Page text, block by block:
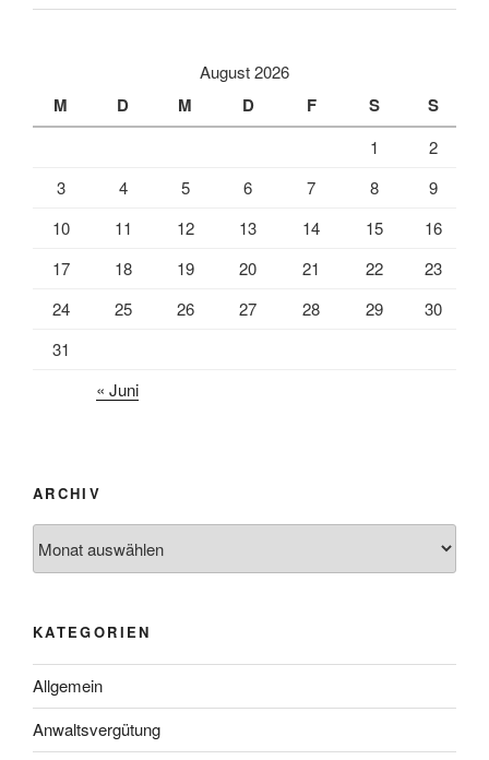
August 2026
M D M D F S S
1
2
3
4 5 6 7 8
9
10
11 12 13 14 15
16
17
18 19 20 21 22
23
24
25 26 27 28 29
30
31
« Juni
ARCHIV
KATEGORIEN
Allgemein
Anwaltsvergütung